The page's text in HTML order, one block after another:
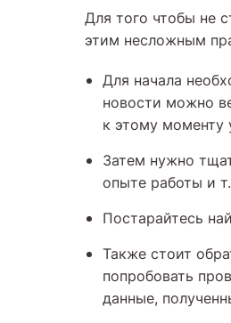
Для того чтобы не
этим несложным
Для начала
новости можно
к этому моменту
Затем нужно
опыте работы и
Постарайтесь
Также стоит
попробовать
данные,